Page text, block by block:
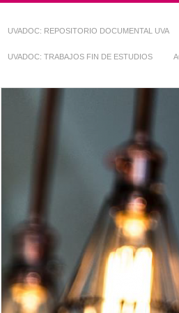
UVADOC: REPOSITORIO DOCUMENTAL UVA
UVADOC: TRABAJOS FIN DE ESTUDIOS
Repositorio
~ UVaDOC